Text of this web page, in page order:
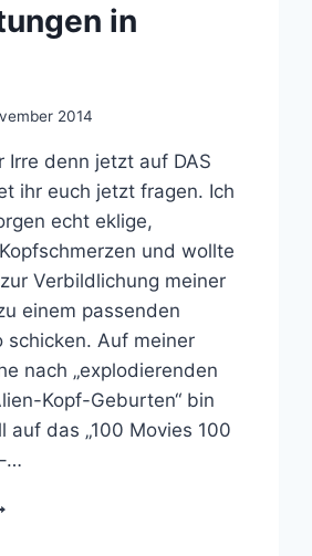
in
2014
Irre denn jetzt auf DAS
ihr euch jetzt fragen. Ich
echt eklige,
und wollte
Verbildlichung meiner
einem passenden
schicken. Auf meiner
nach „explodierenden
Kopf-Geburten“ bin
auf das „100 Movies 100